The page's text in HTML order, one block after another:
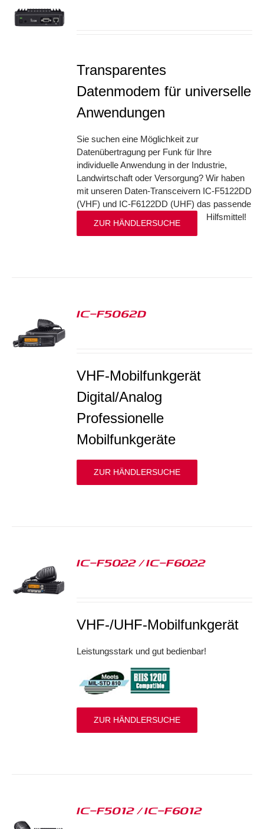
Transparentes
Datenmodem für universelle
Anwendungen
Sie suchen eine Möglichkeit zur
Datenübertragung per Funk für Ihre
individuelle Anwendung in der Industrie,
Landwirtschaft oder Versorgung? Wir haben
mit unseren Daten-Transceivern IC-F5122DD
(VHF) und IC-F6122DD (UHF) das passende
Hilfsmittel!
ZUR HÄNDLERSUCHE
IC-F5062D
VHF-Mobilfunkgerät
Digital/Analog
Professionelle
Mobilfunkgeräte
ZUR HÄNDLERSUCHE
IC-F5022 / IC-F6022
VHF-/UHF-Mobilfunkgerät
Leistungsstark und gut bedienbar!
ZUR HÄNDLERSUCHE
IC-F5012 / IC-F6012